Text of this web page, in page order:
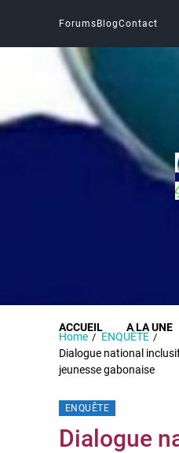
Forums BlogContact
ACCUEIL A LA UNE
Home
ENQUÊTE
Dialogue national
jeunesse gabonaise
ENQUÊTE
Dialogue